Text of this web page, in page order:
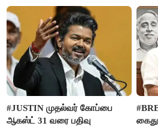
#JUSTIN முதல்வர் கோப்பை
ஆகஸ்ட் 31 வரை பதிவு